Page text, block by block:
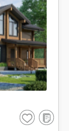
Сохранить
В